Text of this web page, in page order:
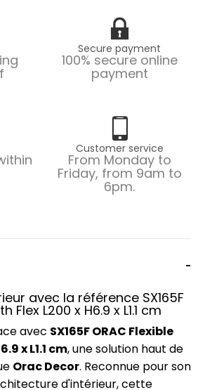
Secure payment
100% secure online
payment
Customer service
From Monday to
Friday, from 9am to
6pm.
avec la référence SX165F
Flex L200 x H6.9 x L1.1 cm
avec SX165F ORAC Flexible
x L1.1 cm, une solution haut de
Orac Decor. Reconnue pour son
d'intérieur, cette